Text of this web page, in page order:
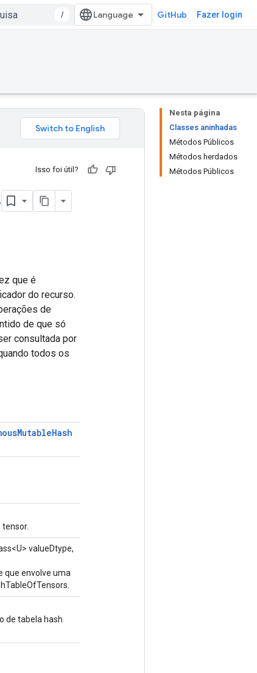
/ GitHub Fazer login
Nesta página
Classes aninhadas
Métodos Públicos
Métodos herdados
Métodos Públicos
Isso foi útil?
que é
do recurso.
de
de que só
consultada por
todos os
MutableHash
valueDtype,
que envolve uma
de tabela hash